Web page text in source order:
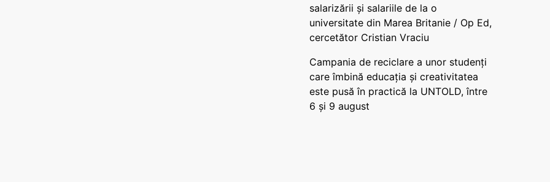
salarizării și salariile de la o
universitate din Marea Britanie / Op Ed,
cercetător Cristian Vraciu
Campania de reciclare a unor studenți
care îmbină educația și creativitatea
este pusă în practică la UNTOLD, între
6 și 9 august